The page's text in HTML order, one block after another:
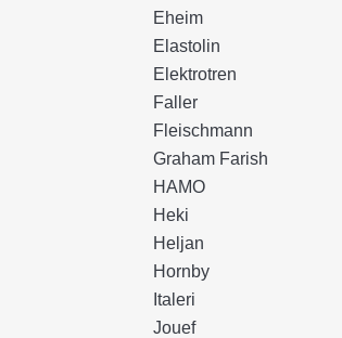
Eheim
Elastolin
Elektrotren
Faller
Fleischmann
Graham Farish
HAMO
Heki
Heljan
Hornby
Italeri
Jouef